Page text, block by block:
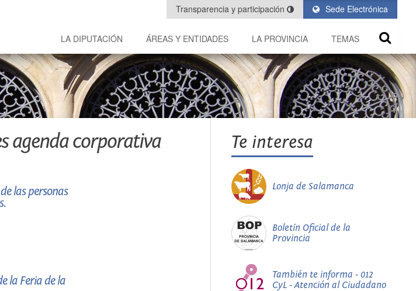
Sede Electrónica
Transparencia y participación
LA DIPUTACIÓN ÁREAS Y ENTIDADES LA PROVINCIA TEMAS
agenda corporativa
las personas
la Feria de la
Te interesa
Lonja de Salamanca
Boletín Oficial de la
Provincia
También te informa - 012
CyL - Atención al Ciudadano